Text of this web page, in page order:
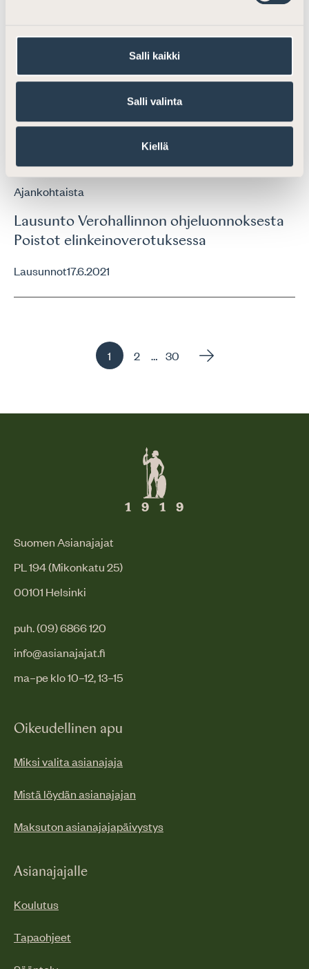
Salli kaikki
Salli valinta
Kiellä
Ajankohtaista
Lausunto yleisen tietosuoja-asetuksen
liittyvistä kysymyksistä
Ajankohtaista
Lausunto Verohallinnon ohjeluonnoksesta
Poistot elinkeinoverotuksessa
Lausunnot17.6.2021
Sivu
1
, Aktiivinen sivu
Sivu
2 … Sivu
30
Suomen Asianajajat
PL 194 (Mikonkatu 25)
00101 Helsinki
puh. (09) 6866 120
info@asianajajat.fi
ma–pe klo 10–12, 13–15
Oikeudellinen apu
Miksi valita asianajaja
Mistä löydän asianajajan
Maksuton asianajajapäivystys
Asianajajalle
Koulutus
Tapaohjeet